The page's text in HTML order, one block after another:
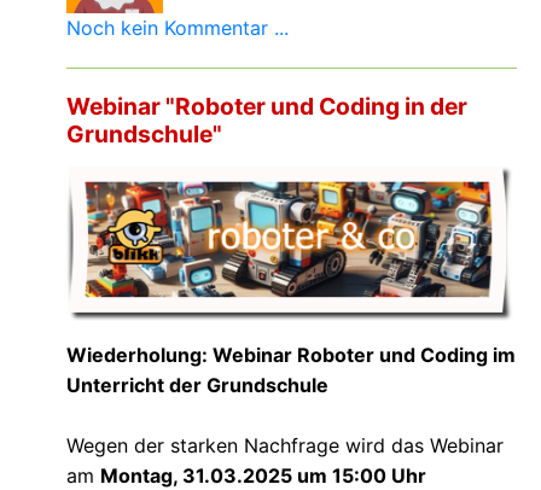
Noch kein Kommentar ...
Webinar "Roboter und Coding in der
Grundschule"
Wiederholung: Webinar Roboter und Coding im
Unterricht der Grundschule
Wegen der starken Nachfrage wird das Webinar
am Montag, 31.03.2025 um 15:00 Uhr